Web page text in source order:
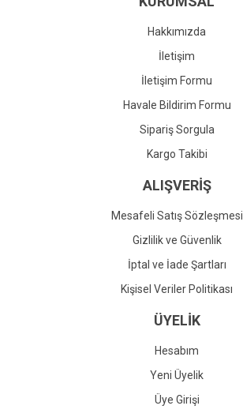
Gönder
Hakkımızda
İletişim
İletişim Formu
Havale Bildirim Formu
Sipariş Sorgula
Kargo Takibi
ALIŞVERİŞ
Mesafeli Satış Sözleşmesi
Gizlilik ve Güvenlik
İptal ve İade Şartları
Kişisel Veriler Politikası
ÜYELİK
Hesabım
Yeni Üyelik
Üye Girişi